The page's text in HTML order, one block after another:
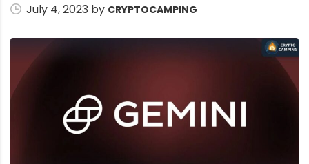
July 4, 2023 by CRYPTOCAMPING